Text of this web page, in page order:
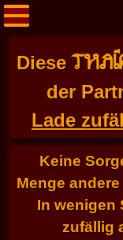
Diese
der
Lade
Keine
Menge
In wenigen
zufällig